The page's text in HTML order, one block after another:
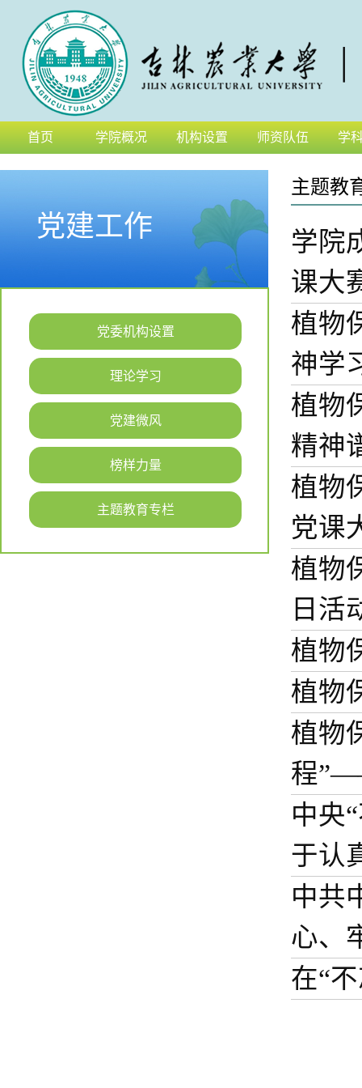
首页 学院概况 机构设置 师资队伍 学
党建工作
党委机构设置
理论学习
党建微风
榜样力量
主题教育专栏
主题教
学院
课大
植物
神学
植物
精神
植物
党课
植物
日活
植物
植物
植物
程
中央
于认
中共
心、
在“